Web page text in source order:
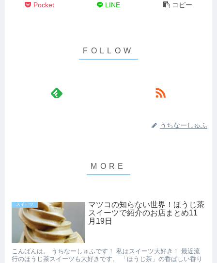
Pocket LINE コピー
うちなーしゅふ
スイーツ
マツコの知らない世界！ほうじ茶
スイーツで紹介のお店まとめ11
月19日
こんばんは。 うちなーしゅふです！ 私はスイーツ大好き！ 最近流
行のほうじ茶スイーツも大好きです。 「ほうじ茶」の香ばしい香り